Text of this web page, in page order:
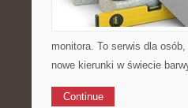
monitora. To serwis dla
nowe kierunki w świecie
Continue